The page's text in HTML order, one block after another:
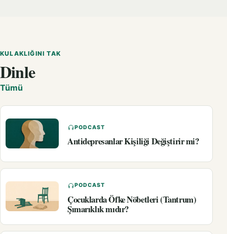
KULAKLIĞINI TAK
Dinle
Tümü
PODCAST
Antidepresanlar Kişiliği Değiştirir mi?
PODCAST
Çocuklarda Öfke Nöbetleri (Tantrum)
Şımarıklık mıdır?